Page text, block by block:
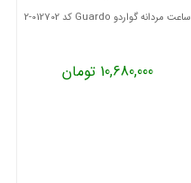
ساعت مردانه گواردو Guardo کد 012702-2
10,680,000 تومان